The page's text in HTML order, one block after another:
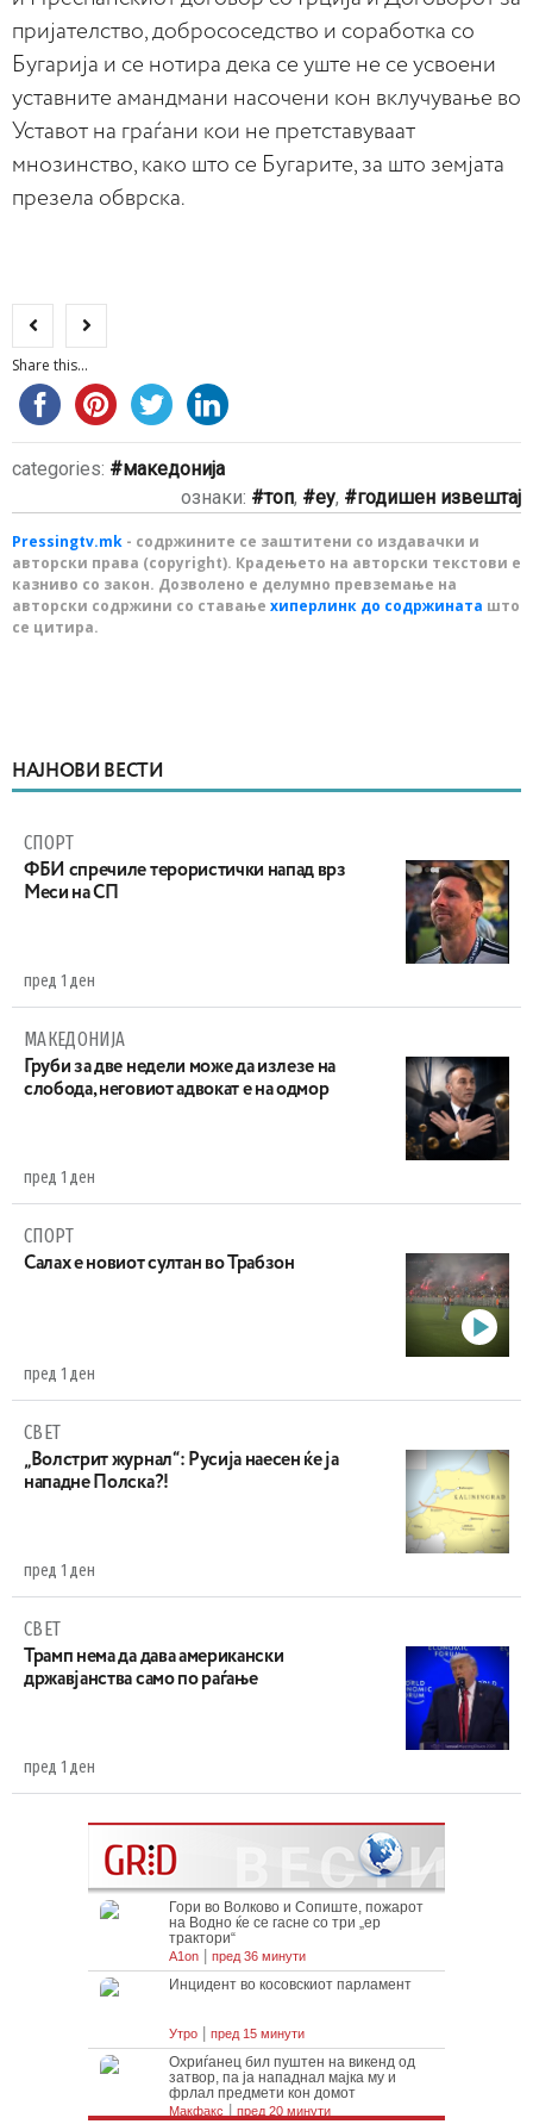
пријателство, добрососедство и соработка со
Бугарија и се нотира дека се уште не се усвоени
уставните амандмани насочени кон вклучување во
Уставот на граѓани кои не претставуваат
мнозинство, како што се Бугарите, за што земјата
презела обврска.
Share this...
categories:
македонија
ознаки:
топ, еу, годишен извештај
Pressingtv.mk - содржините се заштитени со издавачки и
авторски права (copyright). Крадењето на авторски текстови е
казниво со закон. Дозволено е делумно превземање на
авторски содржини со ставање хиперлинк до содржината што
се цитира.
НАЈНОВИ ВЕСТИ
СПОРТ
ФБИ спречиле терористички напад врз
Меси на СП
пред 1 ден
МАКЕДОНИЈА
Груби за две недели може да излезе на
слобода, неговиот адвокат е на одмор
пред 1 ден
СПОРТ
Салах е новиот султан во Трабзон
пред 1 ден
СВЕТ
„Волстрит журнал“: Русија наесен ќе ја
нападне Полска?!
пред 1 ден
СВЕТ
Трамп нема да дава американски
државјанства само по раѓање
пред 1 ден